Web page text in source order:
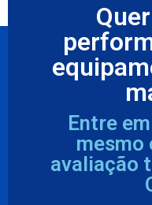
Entre
mesmo
avaliação